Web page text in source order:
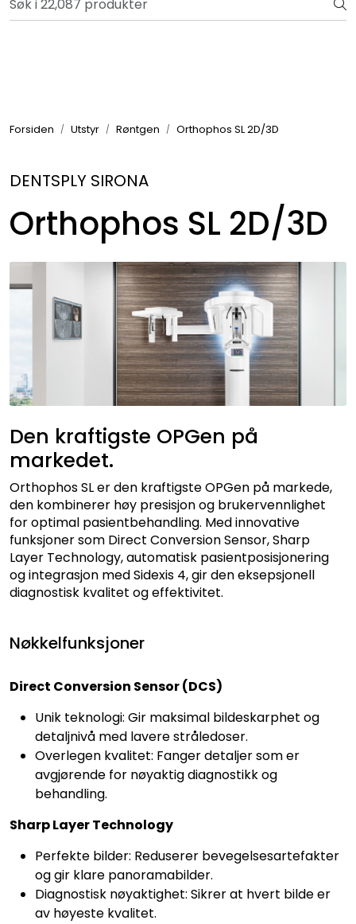
Skip to main contentRetur og reklamasjon
Forsiden Utstyr Røntgen Orthophos SL 2D/3D
DENTSPLY SIRONA
Orthophos SL 2D/3D
Den kraftigste OPGen på
markedet.
Orthophos SL er den kraftigste OPGen på markede,
den kombinerer høy presisjon og brukervennlighet
for optimal pasientbehandling. Med innovative
funksjoner som Direct Conversion Sensor, Sharp
Layer Technology, automatisk pasientposisjonering
og integrasjon med Sidexis 4, gir den eksepsjonell
diagnostisk kvalitet og effektivitet.
Nøkkelfunksjoner
Direct Conversion Sensor (DCS)
Unik teknologi: Gir maksimal bildeskarphet og
detaljnivå med lavere stråledoser.
Overlegen kvalitet: Fanger detaljer som er
avgjørende for nøyaktig diagnostikk og
behandling.
Sharp Layer Technology
Perfekte bilder: Reduserer bevegelsesartefakter
og gir klare panoramabilder.
Diagnostisk nøyaktighet: Sikrer at hvert bilde er
av høyeste kvalitet.
Klinikkplanlegging / Innredning
Service
Aktuelt
Kurs